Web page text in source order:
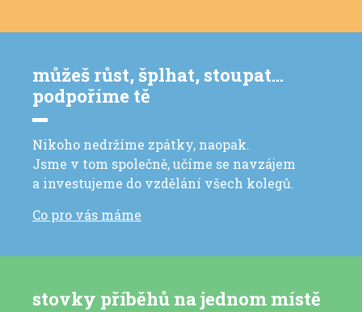
můžeš růst, šplhat, stoupat…
podpoříme tě
Nikoho nedržíme zpátky, naopak.
Jsme v tom společně, učíme se navzájem
a investujeme do vzdělání všech kolegů.
Co pro vás máme
stovky příběhů na jednom místě